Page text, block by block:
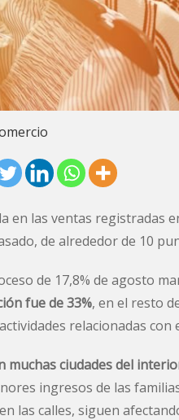
en las ventas registradas
de alrededor de 10
de 17,8% de agosto
fue de 33%, en el resto
relacionadas con
muchas ciudades del
ingresos de las
las calles, siguen